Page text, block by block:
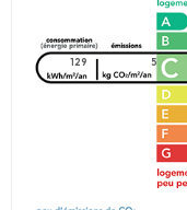
129 5